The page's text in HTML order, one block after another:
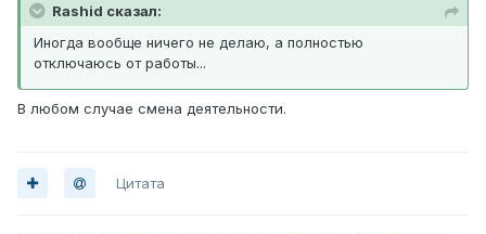
Rashid сказал:
Иногда вообще ничего не делаю, а полностью
отключаюсь от работы...
В любом случае смена деятельности.
Цитата